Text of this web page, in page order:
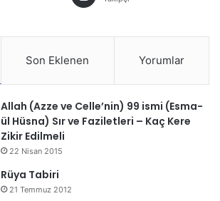
Son Eklenen Yorumlar
Allah (Azze ve Celle’nin) 99 ismi (Esma-
ül Hüsna) Sır ve Faziletleri – Kaç Kere
Zikir Edilmeli
22 Nisan 2015
Rüya Tabiri
21 Temmuz 2012